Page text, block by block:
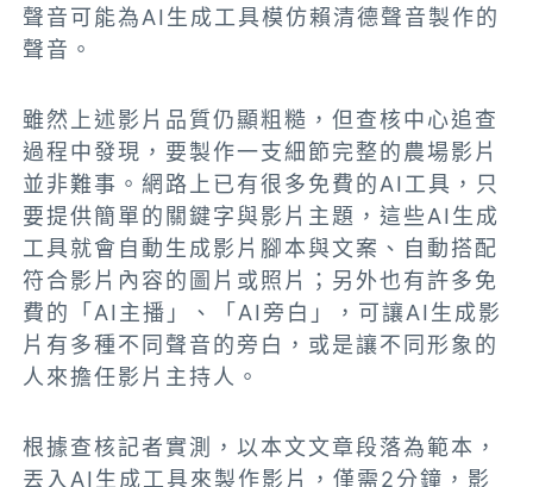
聲音可能為AI生成工具模仿賴清德聲音製作的
聲音。
雖然上述影片品質仍顯粗糙，但查核中心追查
過程中發現，要製作一支細節完整的農場影片
並非難事。網路上已有很多免費的AI工具，只
要提供簡單的關鍵字與影片主題，這些AI生成
工具就會自動生成影片腳本與文案、自動搭配
符合影片內容的圖片或照片；另外也有許多免
費的「AI主播」、「AI旁白」，可讓AI生成影
片有多種不同聲音的旁白，或是讓不同形象的
人來擔任影片主持人。
根據查核記者實測，以本文文章段落為範本，
丟入AI生成工具來製作影片，僅需2分鐘， 影